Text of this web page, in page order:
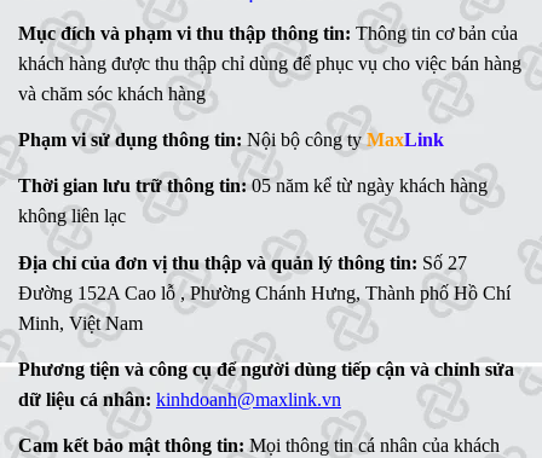
Mục đích và phạm vi thu thập thông tin: Thông tin cơ bản của
khách hàng được thu thập chỉ dùng để phục vụ cho việc bán hàng
và chăm sóc khách hàng
Phạm vi sử dụng thông tin: Nội bộ công tyMaxLink
Thời gian lưu trữ thông tin:05 năm kể từ ngày khách hàng
không liên lạc
Địa chỉ của đơn vị thu thập và quản lý thông tin: Số 27
Đường 152A Cao lỗ , Phường Chánh Hưng, Thành phố Hồ Chí
Minh, Việt Nam
Phương tiện và công cụ để người dùng tiếp cận và chỉnh sửa
dữ liệu cá nhân: kinhdoanh@maxlink.vn
Cam kết bảo mật thông tin: Mọi thông tin cá nhân của khách